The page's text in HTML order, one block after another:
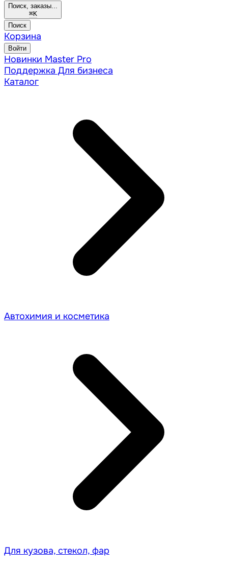
Поиск, заказы...
⌘K
Поиск
Корзина
Войти
Новинки Master Pro
Поддержка Для бизнеса
Каталог
Автохимия и косметика
Для кузова, стекол, фар